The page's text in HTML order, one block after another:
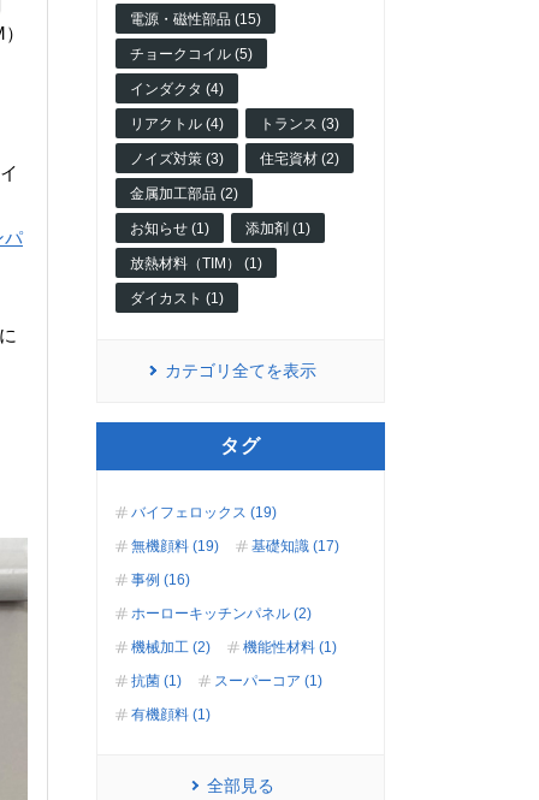
パ
電源・磁性部品 (15)
チョークコイル (5)
インダクタ (4)
リアクトル (4) トランス (3)
ノイズ対策 (3) 住宅資材 (2)
金属加工部品 (2)
お知らせ (1) 添加剤 (1)
放熱材料（TIM） (1)
ダイカスト (1)
カテゴリ全てを表示
タグ
バイフェロックス (19)
無機顔料 (19)
基礎知識 (17)
事例 (16)
ホーローキッチンパネル (2)
機械加工 (2)
機能性材料 (1)
抗菌 (1)
スーパーコア (1)
有機顔料 (1)
全部見る